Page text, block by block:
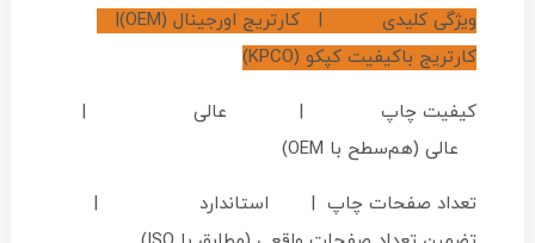
ویژگی کلیدی | کارتریج اورجینال (OEM)|
کارتریج باکیفیت کپکو (KPCO)
کیفیت چاپ | عالی |
عالی (هم‌سطح با OEM)
تعداد صفحات چاپ | استاندارد |